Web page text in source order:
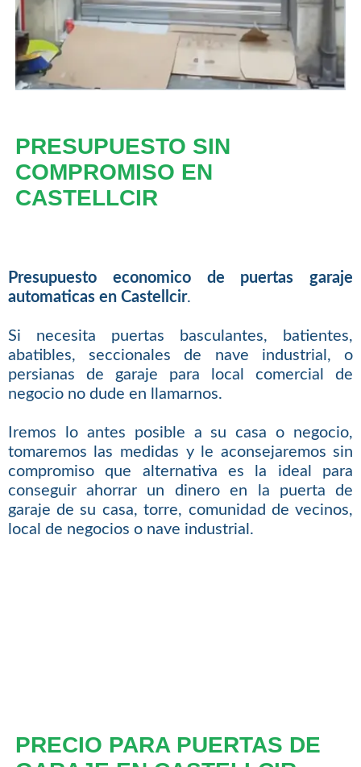
PRESUPUESTO SIN
COMPROMISO EN
CASTELLCIR
Presupuesto economico de puertas garaje
automaticas en Castellcir.
Si necesita puertas basculantes, batientes,
abatibles, seccionales de nave industrial, o
persianas de garaje para local comercial de
negocio no dude en llamarnos.
Iremos lo antes posible a su casa o negocio,
tomaremos las medidas y le aconsejaremos sin
compromiso que alternativa es la ideal para
conseguir ahorrar un dinero en la puerta de
garaje de su casa, torre, comunidad de vecinos,
local de negocios o nave industrial.
PRECIO PARA PUERTAS DE